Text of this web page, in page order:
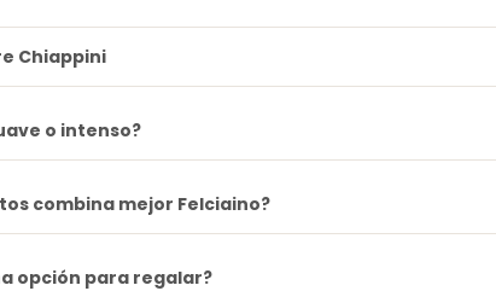
Chiappini
o intenso?
combina mejor Felciaino?
opción para regalar?